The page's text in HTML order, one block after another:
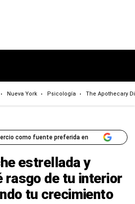
Nueva York Psicología The Apothecary
como fuente preferida en
estrellada y
rasgo de tu interior
tu crecimiento